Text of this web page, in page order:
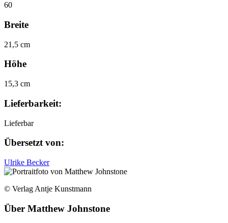
60
Breite
21,5 cm
Höhe
15,3 cm
Lieferbarkeit:
Lieferbar
Übersetzt von:
Ulrike Becker
© Verlag Antje Kunstmann
Über Matthew Johnstone